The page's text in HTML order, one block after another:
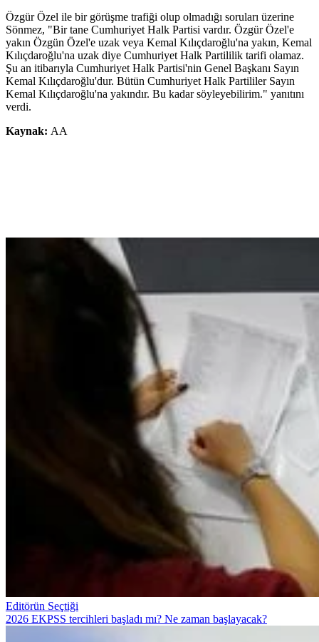
Özgür Özel ile bir görüşme trafiği olup olmadığı soruları üzerine
Sönmez, "Bir tane Cumhuriyet Halk Partisi vardır. Özgür Özel'e
yakın Özgün Özel'e uzak veya Kemal Kılıçdaroğlu'na yakın, Kemal
Kılıçdaroğlu'na uzak diye Cumhuriyet Halk Partililik tarifi olamaz.
Şu an itibarıyla Cumhuriyet Halk Partisi'nin Genel Başkanı Sayın
Kemal Kılıçdaroğlu'dur. Bütün Cumhuriyet Halk Partililer Sayın
Kemal Kılıçdaroğlu'na yakındır. Bu kadar söyleyebilirim." yanıtını
verdi.
Kaynak: AA
Editörün Seçtiği
2026 EKPSS tercihleri başladı mı? Ne zaman başlayacak?